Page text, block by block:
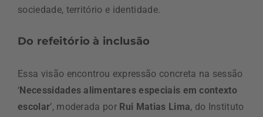
sociedade, território e identidade.
Do refeitório à inclusão
Essa visão encontrou expressão concreta na sessão
‘Necessidades alimentares especiais em contexto
escolar’, moderada por Rui Matias Lima, do Instituto